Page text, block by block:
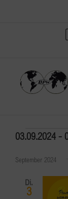
03.09.2024 -
wählen.
September 2024
Di.
3